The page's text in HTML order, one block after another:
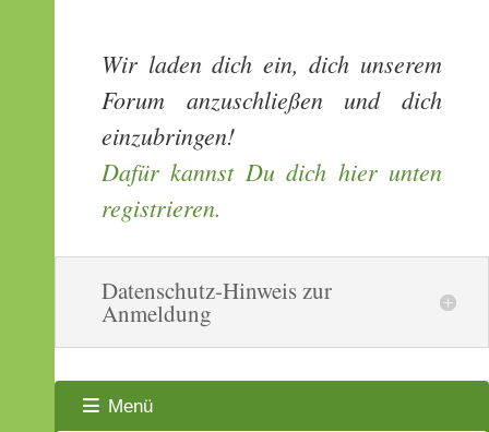
Wir laden dich ein, dich unserem
Forum anzuschließen und dich
einzubringen!
Dafür kannst Du dich hier unten
registrieren.
Datenschutz-Hinweis zur
Anmeldung
Menü